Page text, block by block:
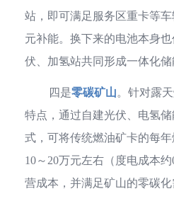
站，即可满足服务区重卡等
元补能。换下来的电池本身
伏、加氢站共同形成一体化储
四是零碳矿山。针对露
特点，通过自建光伏、电氢
式，可将传统燃油矿卡的每
10～20万元左右（度电成本
营成本，并满足矿山的零碳化